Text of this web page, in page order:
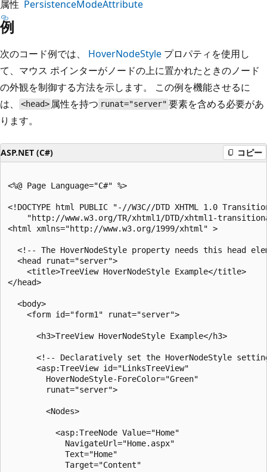
属性 PersistenceModeAttribute
例
次のコード例では、 HoverNodeStyle プロパティを使用し
て、マウス ポインターがノードの上に置かれたときのノード
の外観を制御する方法を示します。 この例を機能させるに
は、
<head> 属性を持つ runat="server" 要素を含める必要があ
ります。
ASP.NET (C#) コピー
<%@ Page Language="C#" %>
<!DOCTYPE html PUBLIC "-//W3C//DTD XHTML 1.0
"http://www.w3.org/TR/xhtml1/DTD/xhtml1-
<html xmlns="http://www.w3.org/1999/xhtml" >
<!-- The HoverNodeStyle property needs this head
  <head runat="server">
    <title>TreeView HoverNodeStyle Example</title>
</head>
  <body>
    <form id="form1" runat="server">
      <h3>TreeView HoverNodeStyle Example</h3>
<!-- Declaratively set the HoverNodeStyle
      <asp:TreeView id="LinksTreeView"
        HoverNodeStyle-ForeColor="Green"
        runat="server">
        <Nodes>
          <asp:TreeNode Value="Home"
            NavigateUrl="Home.aspx"
            Text="Home"
            Target="Content"